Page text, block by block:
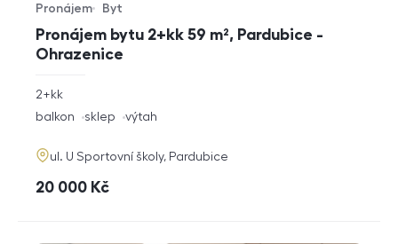
Pronájem bytu 2+kk 59 m², Pardubice -
Ohrazenice
Typ nabídky
Pronájem
Typ nemovitosti
Byt
rozměry
dispozice
2+kk
funkce
balkon sklep výtah
adresa
ul. U Sportovní školy, Pardubice
cena
20 000 Kč